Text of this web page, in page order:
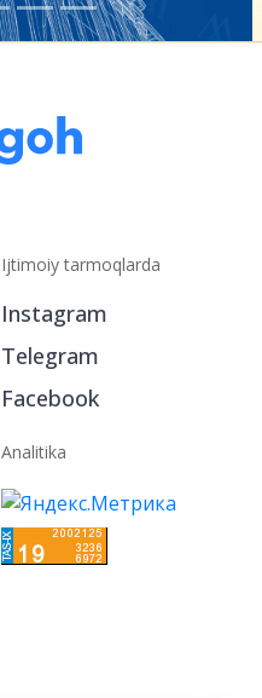
Ijtimoiy tarmoqlarda
Instagram
Telegram
Facebook
Analitika